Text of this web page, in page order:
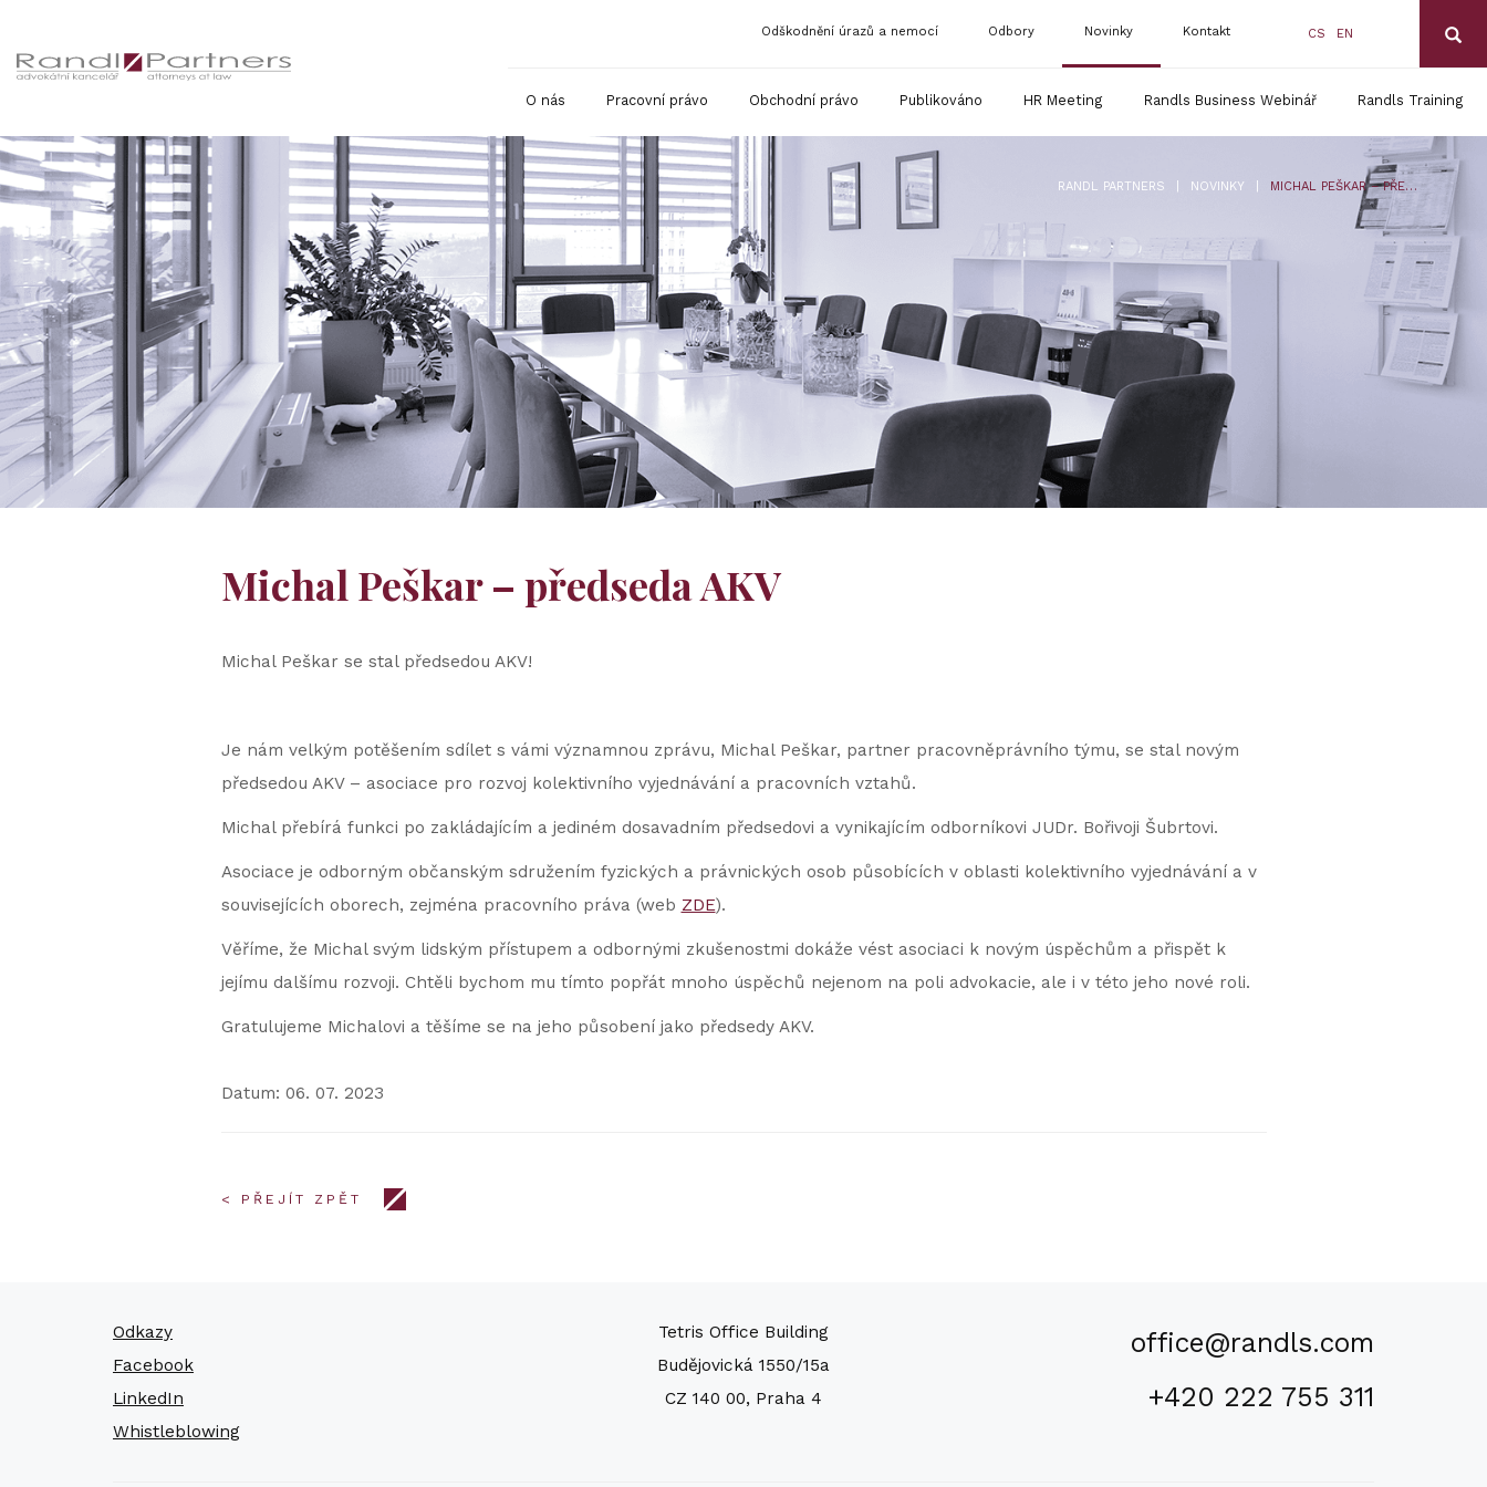
CS EN
Odškodnění úrazů a nemocí Odbory Novinky Kontakt
O nás Pracovní právo Obchodní právo Publikováno HR Meeting Randls Business Webinář Randls Training
RANDL PARTNERS NOVINKY MICHAL PEŠKAR – PŘEDSEDA AKV
Michal Peškar – předseda AKV
Michal Peškar se stal předsedou AKV!
Je nám velkým potěšením sdílet s vámi významnou zprávu, Michal Peškar, partner pracovněprávního týmu, se stal novým
předsedou AKV – asociace pro rozvoj kolektivního vyjednávání a pracovních vztahů.
Michal přebírá funkci po zakládajícím a jediném dosavadním předsedovi a vynikajícím odborníkovi JUDr. Bořivoji Šubrtovi.
Asociace je odborným občanským sdružením fyzických a právnických osob působících v oblasti kolektivního vyjednávání a v
souvisejících oborech, zejména pracovního práva (web ZDE).
Věříme, že Michal svým lidským přístupem a odbornými zkušenostmi dokáže vést asociaci k novým úspěchům a přispět k
jejímu dalšímu rozvoji. Chtěli bychom mu tímto popřát mnoho úspěchů nejenom na poli advokacie, ale i v této jeho nové roli.
Gratulujeme Michalovi a těšíme se na jeho působení jako předsedy AKV.
Datum: 06. 07. 2023
< PŘEJÍT ZPĚT
Odkazy
Facebook
LinkedIn
Whistleblowing
Tetris Office Building
Budějovická 1550/15a
CZ 140 00, Praha 4
office@randls.com
+420 222 755 311